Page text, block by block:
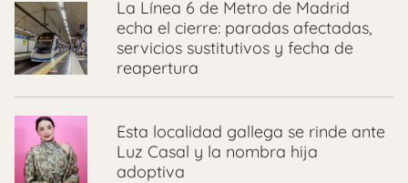
La Línea 6 de Metro de Madrid
echa el cierre: paradas afectadas,
servicios sustitutivos y fecha de
reapertura
Esta localidad gallega se rinde ante
Luz Casal y la nombra hija
adoptiva